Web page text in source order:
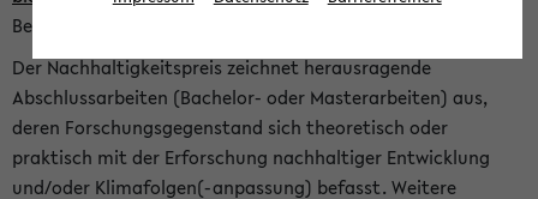
Bewerbungsfrist endet am 30.09.2026.
Der Nachhaltigkeitspreis zeichnet herausragende
Abschlussarbeiten (Bachelor- oder Masterarbeiten) aus,
deren Forschungsgegenstand sich theoretisch oder
praktisch mit der Erforschung nachhaltiger Entwicklung
und/oder Klimafolgen(-anpassung) befasst. Weitere